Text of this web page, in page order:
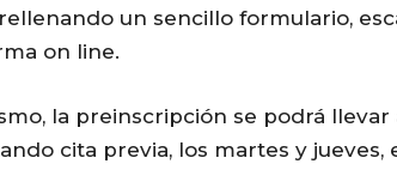
un sencillo formulario,
on line.
la preinscripción se podrá
cita previa, los martes y jueves,